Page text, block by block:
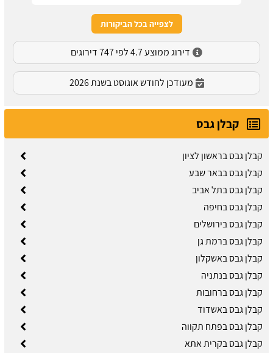
לצפייה בכל הביקורות
דירוג ממוצע 4.7 לפי 747 דירוגים
מעודכן לחודש אוגוסט בשנת 2026
קבלן גבס
קבלן גבס בראשון לציון
קבלן גבס בבאר שבע
קבלן גבס בתל אביב
קבלן גבס בחיפה
קבלן גבס בירושלים
קבלן גבס ברמת גן
קבלן גבס באשקלון
קבלן גבס בנתניה
קבלן גבס ברחובות
קבלן גבס באשדוד
קבלן גבס בפתח תקווה
קבלן גבס בקרית אתא